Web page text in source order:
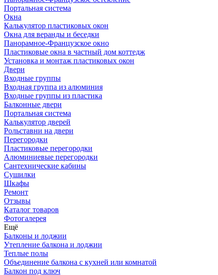
Портальная система
Окна
Калькулятор пластиковых окон
Окна для веранды и беседки
Панорамное-Французское окно
Пластиковые окна в частный дом коттедж
Установка и монтаж пластиковых окон
Двери
Входные группы
Входная группа из алюминия
Входные группы из пластика
Балконные двери
Портальная система
Калькулятор дверей
Рольставни на двери
Перегородки
Пластиковые перегородки
Алюминиевые перегородки
Сантехнические кабины
Сушилки
Шкафы
Ремонт
Отзывы
Каталог товаров
Фотогалерея
Ещё
Балконы и лоджии
Утепление балкона и лоджии
Теплые полы
Объединение балкона с кухней или комнатой
Балкон под ключ